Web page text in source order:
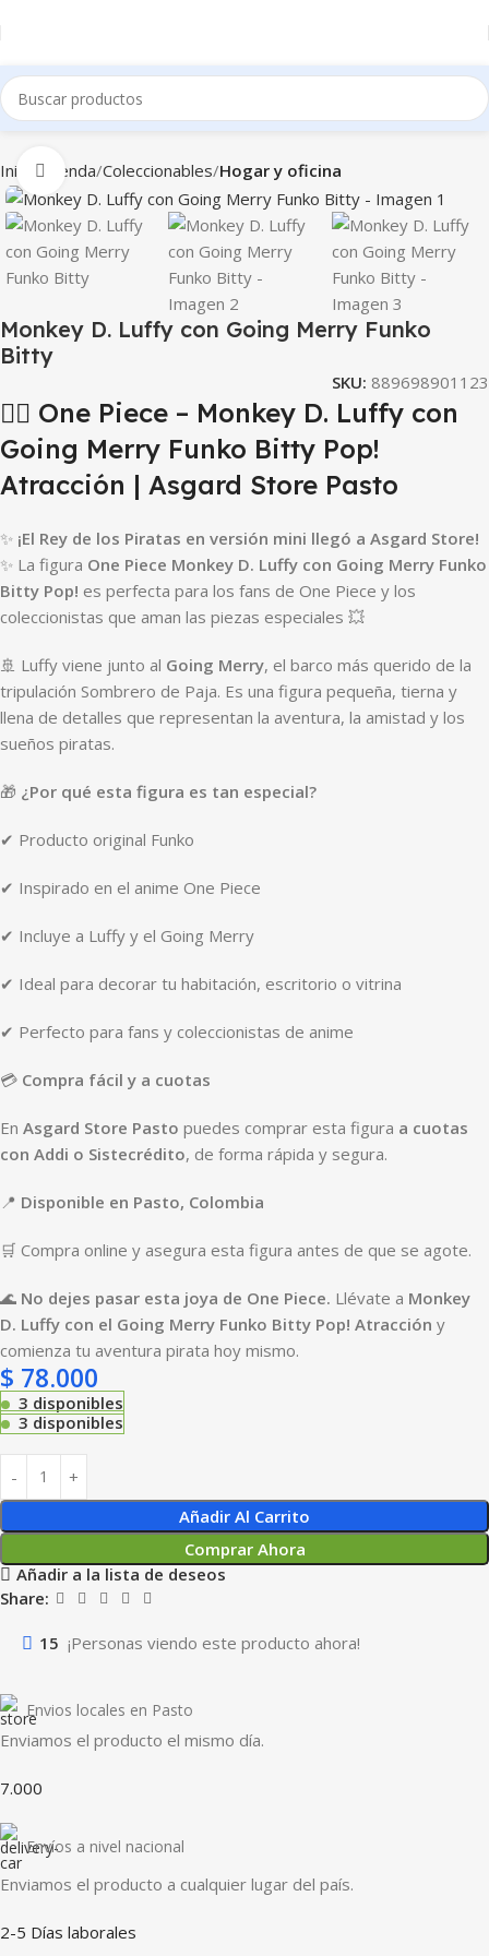
Inicio Tienda Coleccionables Hogar y oficina
Clic para ampliar
Monkey D. Luffy con Going Merry Funko
Bitty
SKU: 889698901123
🏴‍☠️ One Piece – Monkey D. Luffy con
Going Merry Funko Bitty Pop!
Atracción | Asgard Store Pasto
✨ ¡El Rey de los Piratas en versión mini llegó a Asgard Store!
✨ La figura One Piece Monkey D. Luffy con Going Merry Funko
Bitty Pop! es perfecta para los fans de One Piece y los
coleccionistas que aman las piezas especiales 💥
🚢 Luffy viene junto al Going Merry, el barco más querido de la
tripulación Sombrero de Paja. Es una figura pequeña, tierna y
llena de detalles que representan la aventura, la amistad y los
sueños piratas.
🎁 ¿Por qué esta figura es tan especial?
✔ Producto original Funko
✔ Inspirado en el anime One Piece
✔ Incluye a Luffy y el Going Merry
✔ Ideal para decorar tu habitación, escritorio o vitrina
✔ Perfecto para fans y coleccionistas de anime
💳 Compra fácil y a cuotas
En Asgard Store Pasto puedes comprar esta figura a cuotas
con Addi o Sistecrédito, de forma rápida y segura.
📍 Disponible en Pasto, Colombia
🛒 Compra online y asegura esta figura antes de que se agote.
🌊 No dejes pasar esta joya de One Piece. Llévate a Monkey
D. Luffy con el Going Merry Funko Bitty Pop! Atracción y
comienza tu aventura pirata hoy mismo.
$ 78.000
3 disponibles
3 disponibles
Añadir Al Carrito
Comprar Ahora
Añadir a la lista de deseos
Share:
15 ¡Personas viendo este producto ahora!
Envios locales en Pasto
Enviamos el producto el mismo día.
7.000
Envíos a nivel nacional
Enviamos el producto a cualquier lugar del país.
2-5 Días laborales